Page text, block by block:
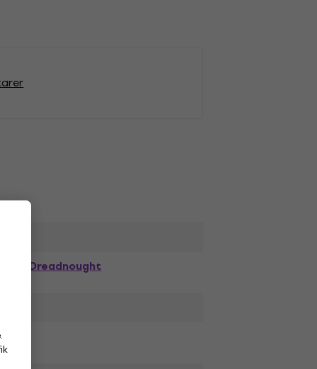
Dreadnought